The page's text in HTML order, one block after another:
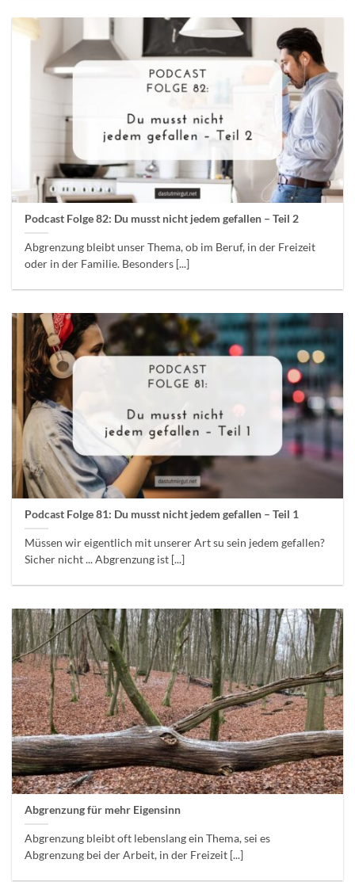
Podcast Folge 82: Du musst nicht jedem gefallen – Teil 2
Abgrenzung bleibt unser Thema, ob im Beruf, in der Freizeit
oder in der Familie. Besonders [...]
Podcast Folge 81: Du musst nicht jedem gefallen – Teil 1
Müssen wir eigentlich mit unserer Art su sein jedem gefallen?
Sicher nicht ... Abgrenzung ist [...]
Abgrenzung für mehr Eigensinn
Abgrenzung bleibt oft lebenslang ein Thema, sei es
Abgrenzung bei der Arbeit, in der Freizeit [...]